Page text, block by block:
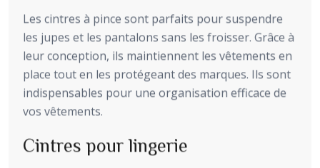
Les cintres à pince sont parfaits pour suspendre
les jupes et les pantalons sans les froisser. Grâce à
leur conception, ils maintiennent les vêtements en
place tout en les protégeant des marques. Ils sont
indispensables pour une organisation efficace de
vos vêtements.
Cintres pour lingerie